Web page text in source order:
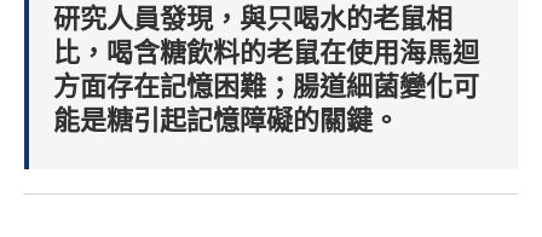
研究人員發現，與只喝水的老鼠相
比，喝含糖飲料的老鼠在使用海馬迴
方面存在記憶困難；腸道細菌變化可
能是糖引起記憶障礙的關鍵。